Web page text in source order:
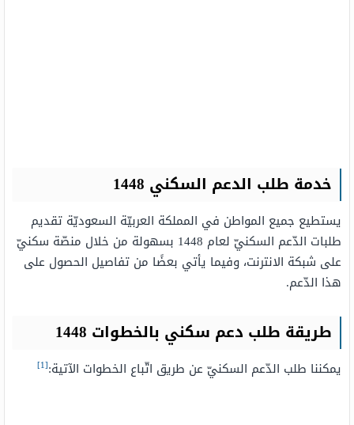
خدمة طلب الدعم السكني 1448
يستطيع جميع المواطن في المملكة العربيّة السعوديّة تقديم
طلبات الدّعم السكنيّ لعام 1448 بسهولة من خلال منصّة سكنيّ
على شبكة الانترنت، وفيما يأتي بعضًا من تفاصيل الحصول على
هذا الدّعم.
طريقة طلب دعم سكني بالخطوات 1448
يمكننا طلب الدّعم السكنيّ عن طريق اتّباع الخطوات الآتية:[1]